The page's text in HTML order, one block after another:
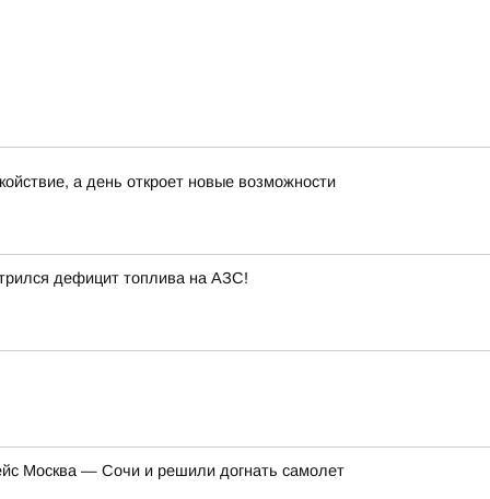
а день откроет новые возможности
дефицит топлива на АЗС!
Москва — Сочи и решили догнать самолет